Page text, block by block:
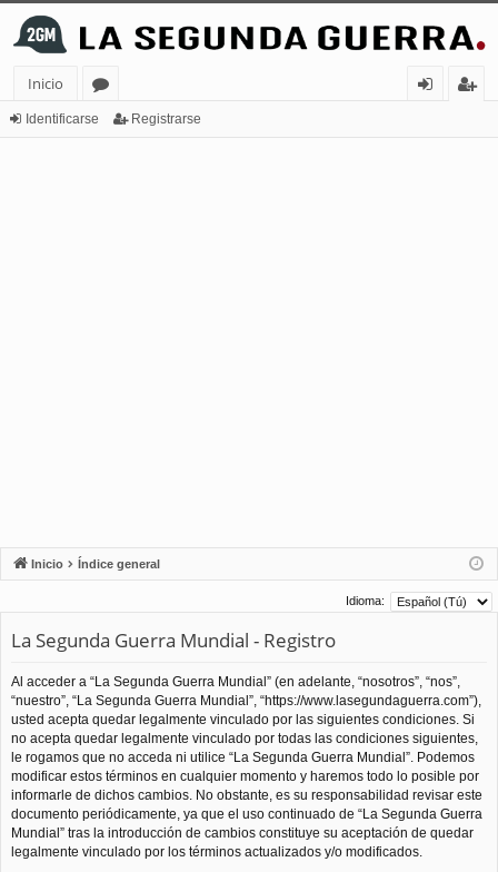
Inicio
or
Identificarse Registrarse
Inicio Índice general
Idioma:
La Segunda Guerra Mundial - Registro
Al acceder a “La Segunda Guerra Mundial” (en adelante, “nosotros”, “nos”,
“nuestro”, “La Segunda Guerra Mundial”, “https://www.lasegundaguerra.com”),
usted acepta quedar legalmente vinculado por las siguientes condiciones. Si
no acepta quedar legalmente vinculado por todas las condiciones siguientes,
le rogamos que no acceda ni utilice “La Segunda Guerra Mundial”. Podemos
modificar estos términos en cualquier momento y haremos todo lo posible por
informarle de dichos cambios. No obstante, es su responsabilidad revisar este
documento periódicamente, ya que el uso continuado de “La Segunda Guerra
Mundial” tras la introducción de cambios constituye su aceptación de quedar
legalmente vinculado por los términos actualizados y/o modificados.